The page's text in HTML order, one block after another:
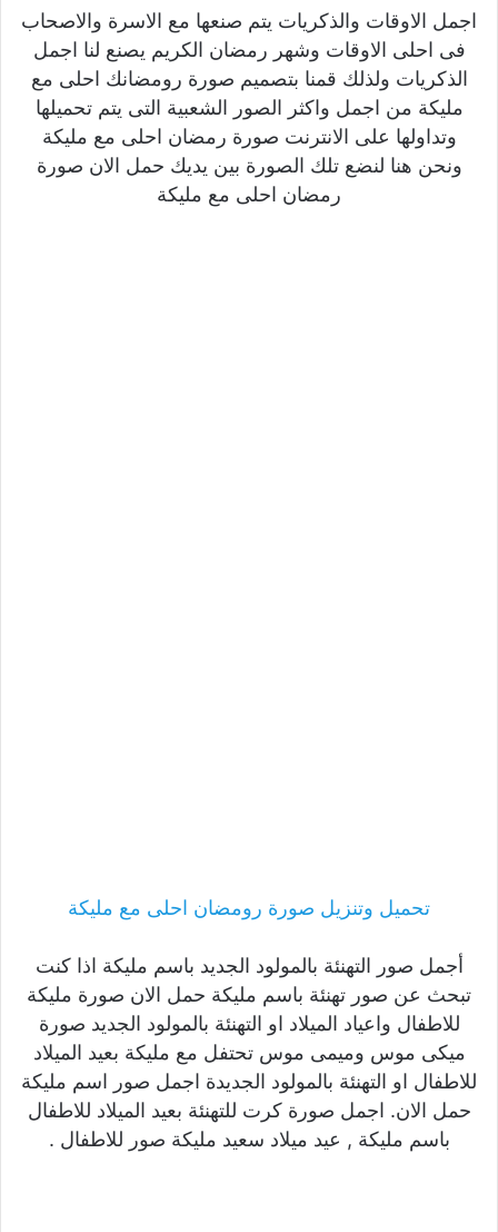
اجمل الاوقات والذكريات يتم صنعها مع الاسرة والاصحاب
فى احلى الاوقات وشهر رمضان الكريم يصنع لنا اجمل
الذكريات ولذلك قمنا بتصميم صورة رومضانك احلى مع
مليكة من اجمل واكثر الصور الشعبية التى يتم تحميلها
وتداولها على الانترنت صورة رمضان احلى مع مليكة
ونحن هنا لنضع تلك الصورة بين يديك حمل الان صورة
رمضان احلى مع مليكة
تحميل وتنزيل صورة رومضان احلى مع مليكة
أجمل صور التهنئة بالمولود الجديد باسم مليكة اذا كنت
تبحث عن صور تهنئة باسم مليكة حمل الان صورة مليكة
للاطفال واعياد الميلاد او التهنئة بالمولود الجديد صورة
ميكى موس وميمى موس تحتفل مع مليكة بعيد الميلاد
للاطفال او التهنئة بالمولود الجديدة اجمل صور اسم مليكة
حمل الان. اجمل صورة كرت للتهنئة بعيد الميلاد للاطفال
باسم مليكة , عيد ميلاد سعيد مليكة صور للاطفال .